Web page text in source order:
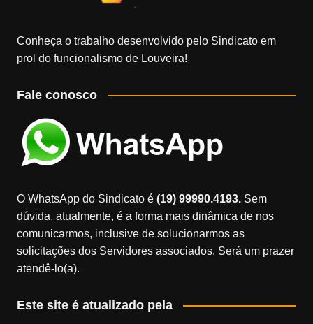
Conheça o trabalho desenvolvido pelo Sindicato em
prol do funcionalismo de Louveira!
Fale conosco
O WhatsApp do Sindicato é(19) 99990.4193.Sem
dúvida, atualmente, é a forma mais dinâmica de nos
comunicarmos, inclusive de solucionarmos as
solicitações dos Servidores associados. Será um prazer
atendê-lo(a).
Este site é atualizado pela